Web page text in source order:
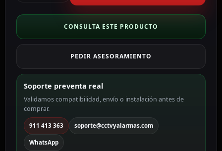
Turret
PRO
ColorVu3.0
MP,
2.8
mm,
PoE
DS-
2CD2347G3-
LIS2UY/SL(2.8mm)/BLACK
cantidad
CONSULTA ESTE PRODUCTO
PEDIR ASESORAMIENTO
Soporte preventa real
Validamos compatibilidad, envío o instalación antes de
comprar.
911 413 363 soporte@cctvyalarmas.com
WhatsApp